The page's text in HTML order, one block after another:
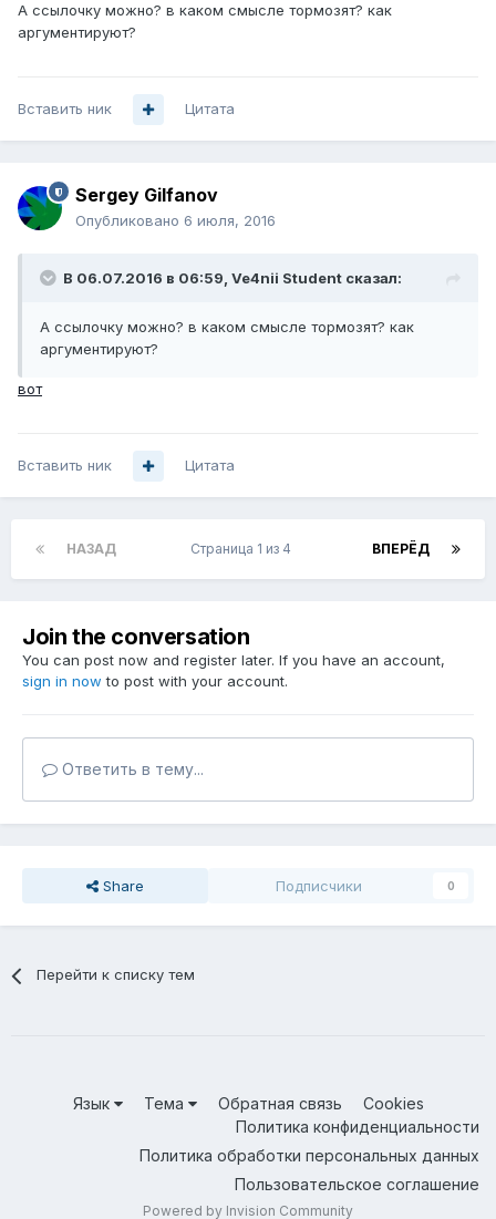
А ссылочку можно? в каком смысле тормозят? как
аргументируют?
Вставить ник Цитата
Sergey Gilfanov
Опубликовано 6 июля, 2016
В 06.07.2016 в 06:59, Ve4nii Student сказал:
А ссылочку можно? в каком смысле тормозят? как
аргументируют?
вот
Вставить ник Цитата
НАЗАД ВПЕРЁД
Страница 1 из 4
Join the conversation
You can post now and register later. If you have an account,
sign in now to post with your account.
Ответить в тему...
Share Подписчики 0
Перейти к списку тем
Язык Тема Обратная связь
Cookies
Политика конфиденциальности
Политика обработки персональных данных
Пользовательское соглашение
Powered by Invision Community